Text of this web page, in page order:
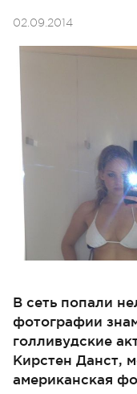
02.09.2014
В сеть попали
фотографии
голливудские
Кирстен Данст,
американская